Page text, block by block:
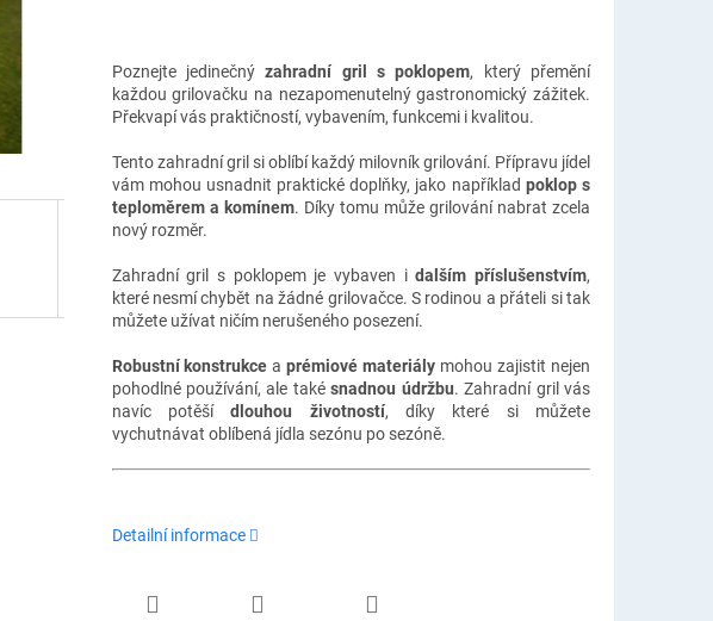
Poznejte jedinečnýzahradní gril s poklopem, který přemění
každou grilovačku na nezapomenutelný gastronomický zážitek.
Překvapí vás praktičností, vybavením, funkcemi i kvalitou.
Tento zahradní gril si oblíbí každý milovník grilování. Přípravu jídel
vám mohou usnadnit praktické doplňky, jako například poklop s
teploměrem a komínem. Díky tomu může grilování nabrat zcela
nový rozměr.
Zahradní gril s poklopem je vybaven idalším příslušenstvím,
které nesmí chybět na žádné grilovačce. S rodinou a přáteli si tak
můžete užívat ničím nerušeného posezení.
Robustní konstrukce aprémiové materiály mohou zajistit nejen
pohodlné používání, ale takésnadnou údržbu. Zahradní gril vás
navíc potěšídlouhou životností, díky které si můžete
vychutnávat oblíbená jídla sezónu po sezóně.
Detailní informace